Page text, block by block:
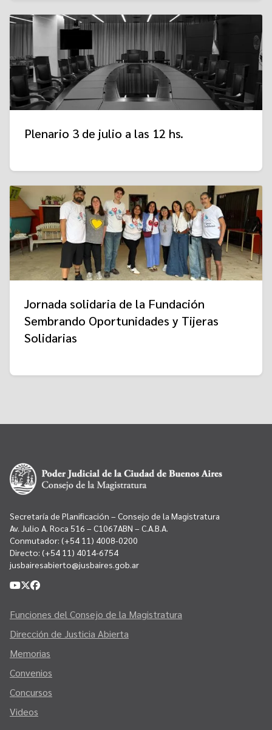
Plenario 3 de julio a las 12 hs.
Jornada solidaria de la Fundación
Sembrando Oportunidades y Tijeras
Solidarias
Secretaría de Planificación – Consejo de la Magistratura
Av. Julio A. Roca 516 – C1067ABN – C.A.B.A.
Conmutador: (+54 11) 4008-0200
Directo: (+54 11) 4014-6754
jusbairesabierto@jusbaires.gob.ar
Funciones del Consejo de la Magistratura
Dirección de Justicia Abierta
Memorias
Convenios
Concursos
Videos